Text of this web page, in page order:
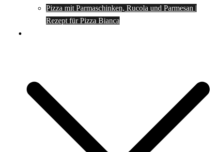
Pizza mit Parmaschinken, Rucola und Parmesan |
Rezept für Pizza Bianca